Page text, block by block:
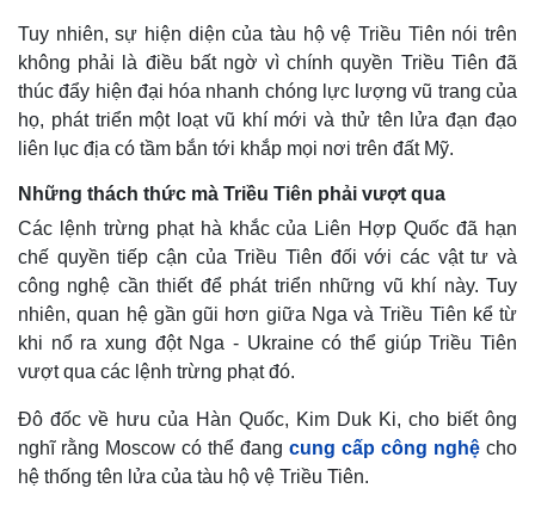
Thế giới
Quan sát
Hồ sơ
Multimedia
Video
E-Magazine
Infographic
Tuy nhiên, sự hiện diện của tàu hộ vệ Triều Tiên nói trên
không phải là điều bất ngờ vì chính quyền Triều Tiên đã
thúc đẩy hiện đại hóa nhanh chóng lực lượng vũ trang của
họ, phát triển một loạt vũ khí mới và thử tên lửa đạn đạo
liên lục địa có tầm bắn tới khắp mọi nơi trên đất Mỹ.
Những thách thức mà Triều Tiên phải vượt qua
Các lệnh trừng phạt hà khắc của Liên Hợp Quốc đã hạn
chế quyền tiếp cận của Triều Tiên đối với các vật tư và
công nghệ cần thiết để phát triển những vũ khí này. Tuy
nhiên, quan hệ gần gũi hơn giữa Nga và Triều Tiên kể từ
khi nổ ra xung đột Nga - Ukraine có thể giúp Triều Tiên
vượt qua các lệnh trừng phạt đó.
Đô đốc về hưu của Hàn Quốc, Kim Duk Ki, cho biết ông
nghĩ rằng Moscow có thể đang cung cấp công nghệ cho
hệ thống tên lửa của tàu hộ vệ Triều Tiên.